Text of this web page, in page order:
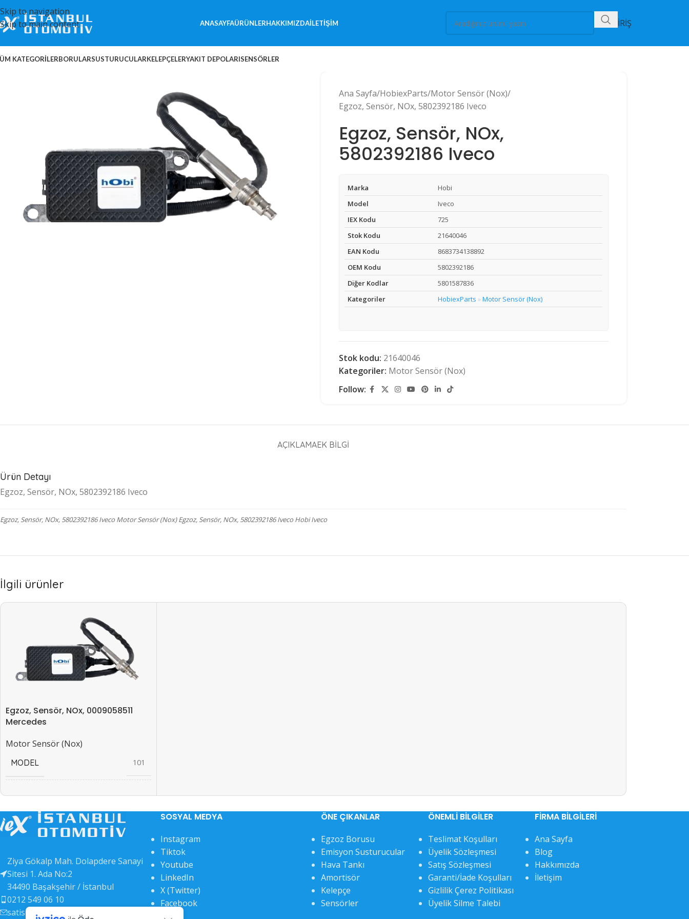
Skip to navigation
Skip to main content
ANASAYFAÜRÜNLERHAKKIMIZDAİLETIŞIM B2B GİRİŞ
KATEGORİLERBORULARSUSTURUCULARKELEPÇELERYAKIT DEPOLARISENSÖRLER
Ana Sayfa HobiexParts Motor Sensör (Nox)
Egzoz, Sensör, NOx, 5802392186 Iveco
Egzoz, Sensör, NOx,
5802392186 Iveco
Marka
Hobi
Model
Iveco
IEX Kodu
725
Stok Kodu
21640046
EAN Kodu
8683734138892
OEM Kodu
5802392186
Diğer Kodlar
5801587836
Kategoriler
HobiexParts » Motor Sensör (Nox)
Stok kodu: 21640046
Kategoriler: Motor Sensör (Nox)
Follow:
AÇIKLAMAEK BILGI
Ürün Detayı
Egzoz, Sensör, NOx, 5802392186 Iveco
Egzoz, Sensör, NOx, 5802392186 Iveco Motor Sensör (Nox) Egzoz, Sensör, NOx, 5802392186 Iveco Hobi Iveco
İlgili ürünler
Egzoz, Sensör, NOx, 0009058511
Mercedes
Motor Sensör (Nox)
MODEL 101
EAN KODU 42032
OEM KODU 42033
Ziya Gökalp Mah. Dolapdere Sanayi
Sitesi 1. Ada No:2
34490 Başakşehir / İstanbul
0212 549 06 10
satis@b2b.iex.com.tr
SOSYAL MEDYA
Instagram
Tiktok
Youtube
LinkedIn
X (Twitter)
Facebook
ÖNE ÇIKANLAR
Egzoz Borusu
Emisyon Susturucular
Hava Tankı
Amortisör
Kelepçe
Sensörler
ÖNEMLI BILGILER
Teslimat Koşulları
Üyelik Sözleşmesi
Satış Sözleşmesi
Garanti/İade Koşulları
Gizlilik Çerez Politikası
Üyelik Silme Talebi
FIRMA BILGILERI
Ana Sayfa
Blog
Hakkımızda
İletişim